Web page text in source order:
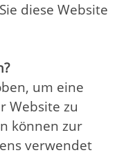
diese Website
um eine
Website zu
können zur
verwendet